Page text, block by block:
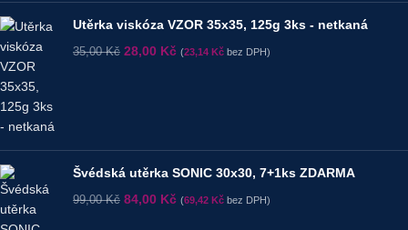
Utěrka viskóza VZOR 35x35, 125g 3ks - netkaná
35,00Kč 28,00 Kč (23,14 Kč bez DPH)
Švédská utěrka SONIC 30x30, 7+1ks ZDARMA
99,00Kč 84,00 Kč (69,42 Kč bez DPH)